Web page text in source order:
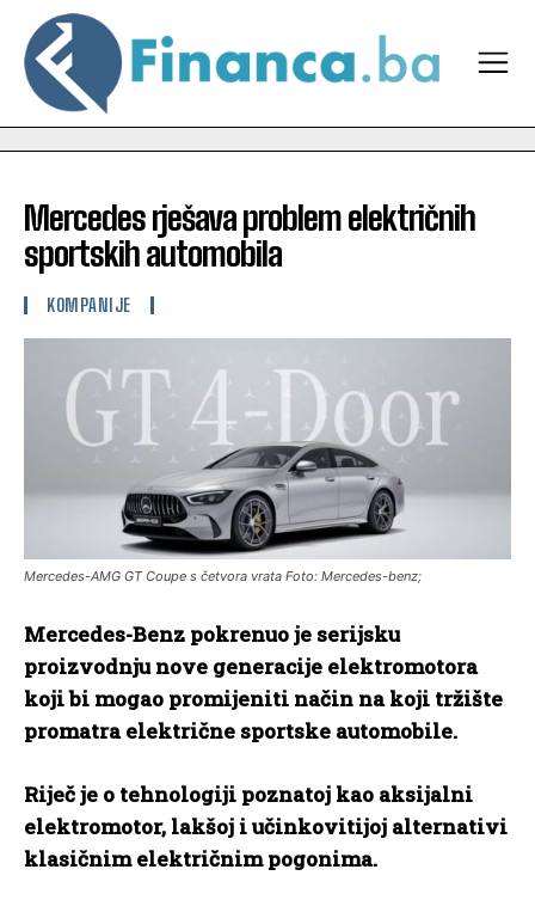
Mercedes rješava problem električnih
sportskih automobila
KOMPANIJE
Mercedes-AMG GT Coupe s četvora vrata Foto: Mercedes-benz;
Mercedes-Benz pokrenuo je serijsku
proizvodnju nove generacije elektromotora
koji bi mogao promijeniti način na koji tržište
promatra električne sportske automobile.
Riječ je o tehnologiji poznatoj kao aksijalni
elektromotor, lakšoj i učinkovitijoj alternativi
klasičnim električnim pogonima.